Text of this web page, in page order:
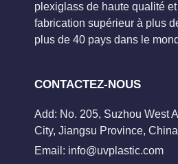
plexiglass de haute qualité
fabrication supérieur à plus
plus de 40 pays dans le
CONTACTEZ-NOUS
Add: No. 205, Suzhou West
City, Jiangsu Province,
Email: info@uvplastic.com